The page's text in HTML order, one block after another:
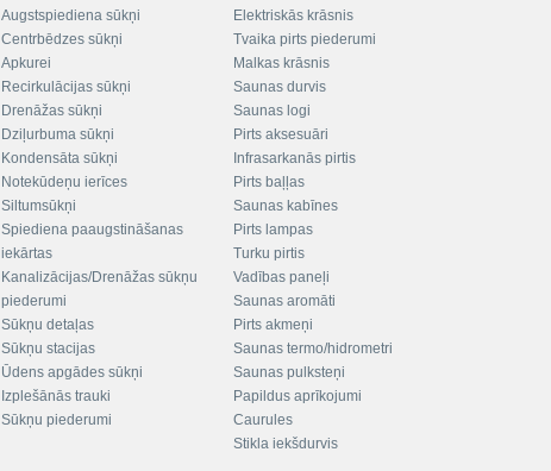
Augstspiediena sūkņi
Centrbēdzes sūkņi
Apkurei
Recirkulācijas sūkņi
Drenāžas sūkņi
Dziļurbuma sūkņi
Kondensāta sūkņi
Notekūdeņu ierīces
Siltumsūkņi
Spiediena paaugstināšanas
iekārtas
Kanalizācijas/Drenāžas sūkņu
piederumi
Sūkņu detaļas
Sūkņu stacijas
Ūdens apgādes sūkņi
Izplešānās trauki
Sūkņu piederumi
Elektriskās krāsnis
Tvaika pirts piederumi
Malkas krāsnis
Saunas durvis
Saunas logi
Pirts aksesuāri
Infrasarkanās pirtis
Pirts baļļas
Saunas kabīnes
Pirts lampas
Turku pirtis
Vadības paneļi
Saunas aromāti
Pirts akmeņi
Saunas termo/hidrometri
Saunas pulksteņi
Papildus aprīkojumi
Caurules
Stikla iekšdurvis